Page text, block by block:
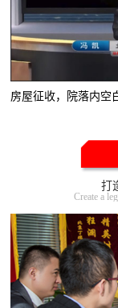
房屋征收，院落内空
打
Create a